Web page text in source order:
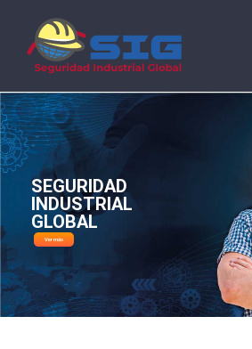
contenido
SEGURIDAD
INDUSTRIAL
GLOBAL
Ver más